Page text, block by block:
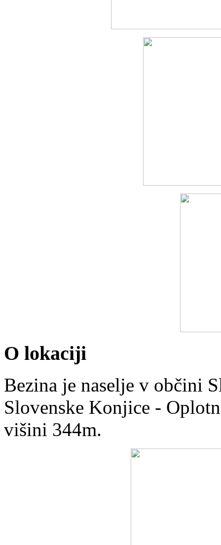
O lokaciji
Bezina je naselje v občini
Slovenske Konjice -
višini 344m.